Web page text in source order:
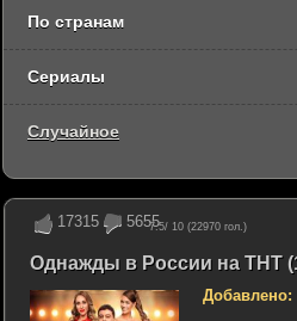
17315 5655
7.5/ 10 (22970 гол.)
Однажды в России на ТНТ
Добавлено:
По странам
Сериалы
Случайное